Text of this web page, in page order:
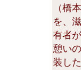
（橋
を、
有者
憩い
装し